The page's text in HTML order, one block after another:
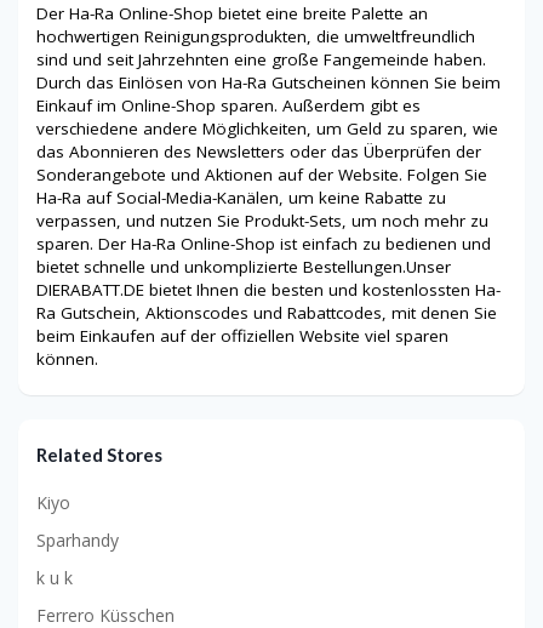
Der Ha-Ra Online-Shop bietet eine breite Palette an
hochwertigen Reinigungsprodukten, die umweltfreundlich
sind und seit Jahrzehnten eine große Fangemeinde haben.
Durch das Einlösen von Ha-Ra Gutscheinen können Sie beim
Einkauf im Online-Shop sparen. Außerdem gibt es
verschiedene andere Möglichkeiten, um Geld zu sparen, wie
das Abonnieren des Newsletters oder das Überprüfen der
Sonderangebote und Aktionen auf der Website. Folgen Sie
Ha-Ra auf Social-Media-Kanälen, um keine Rabatte zu
verpassen, und nutzen Sie Produkt-Sets, um noch mehr zu
sparen. Der Ha-Ra Online-Shop ist einfach zu bedienen und
bietet schnelle und unkomplizierte Bestellungen.Unser
DIERABATT.DE bietet Ihnen die besten und kostenlossten Ha-
Ra Gutschein, Aktionscodes und Rabattcodes, mit denen Sie
beim Einkaufen auf der offiziellen Website viel sparen
können.
Related Stores
Kiyo
Sparhandy
k u k
Ferrero Küsschen